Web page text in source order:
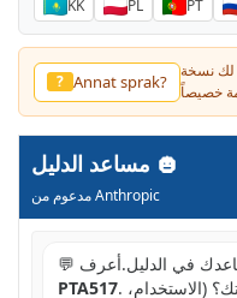
KK
PL PT
? Annat sprak?
لك نسخة
مدعوم من Anthropic
في الدليل.أعرف
PTA517. كيف يمكنني مساعدتك؟ (الاستخدام،